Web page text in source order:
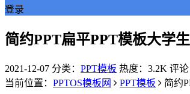
登录
简约PPT扁平PPT模板大学
2021-12-07 分类： PPT模板 热度：3.2K 评论
当前位置： PPTOS模板网 PPT模板 简约